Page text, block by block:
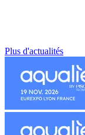
Plus d'actualités